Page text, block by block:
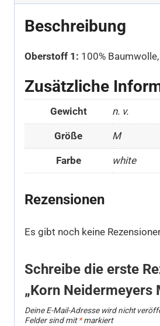
Beschreibung
Oberstoff 1: 100%
Zusätzliche
Gewicht n. v.
Größe M
Farbe white
Rezensionen
Es gibt noch keine
Schreibe die erste
„Korn Neidermeyers
Deine E-Mail-Adresse wird nicht
Felder sind mit*markiert